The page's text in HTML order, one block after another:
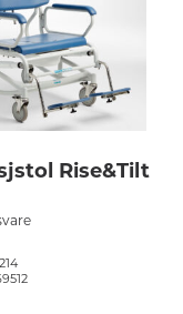
Rise&Tilt